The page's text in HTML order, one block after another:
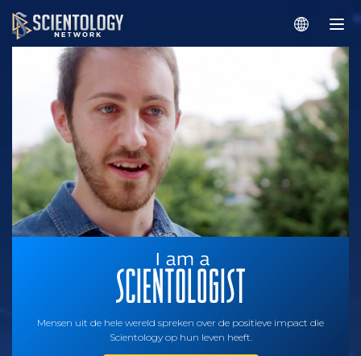
Mensen uit de hele wereld spreken over de positieve impact die
Scientology op hun leven heeft.